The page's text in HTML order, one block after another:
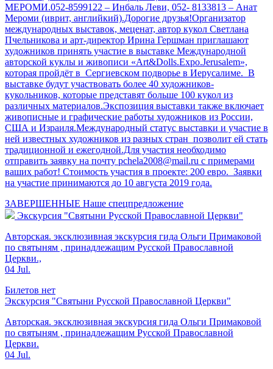
МЕРОМИ.052-8599122 – Инбаль Леви, 052- 8133813 – Анат
Мероми (иврит, английкий).Дорогие друзья!Организатор
международных выставок, меценат, автор кукол Светлана
Пчельникова и арт-директор Ирина Гершман приглашают
художников принять участие в выставке Международной
авторской куклы и живописи «Аrt&Dolls.Expo.Jerusalem»,
которая пройдёт в Сергиевском подворье в Иерусалиме. В
выставке будут участвовать более 40 художников-
кукольников, которые представят больше 100 кукол из
различных материалов.Экспозиция выставки также включает
живописные и графические работы художников из России,
США и Израиля.Международный статус выставки и участие в
ней известных художников из разных стран позволит ей стать
традиционной и ежегодной.Для участия необходимо
отправить заявку на почту pchela2008@mail.ru с примерами
ваших работ! Стоимость участия в проекте: 200 евро. Заявки
на участие принимаются до 10 августа 2019 года.
ЗАВЕРШЕННЫЕ Наше спецпредложение
Экскурсия "Святыни Русской Православной Церкви"
Авторская. эксклюзивная экскурсия гида Ольги Примаковой
по святыням , принадлежащим Русской Православной
Церкви.,
04 Jul.
Билетов нет
Экскурсия "Святыни Русской Православной Церкви"
Авторская. эксклюзивная экскурсия гида Ольги Примаковой
по святыням , принадлежащим Русской Православной
Церкви.
04 Jul.